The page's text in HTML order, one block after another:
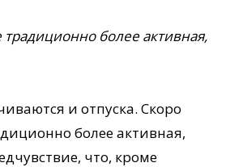
традиционно более активная,
и отпуска. Скоро
более активная,
что, кроме